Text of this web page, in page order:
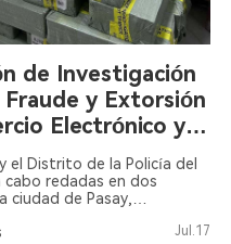
de Investigación
y Extorsión
Electrónico y la
Sur incautan
electrónicos
valor de
dólares.
el Distrito de la Policía del
cabo redadas en dos
ciudad de Pasay,
de cigarrillos
Jul.17